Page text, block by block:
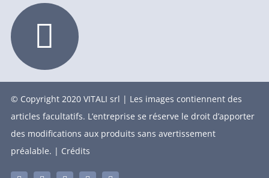
© Copyright 2020 VITALI srl | Les images contiennent des
articles facultatifs. L’entreprise se réserve le droit d’apporter
des modifications aux produits sans avertissement
préalable. | Crédits